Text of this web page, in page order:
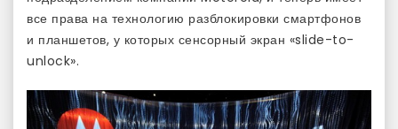
все права на технологию разблокировки смартфонов
и планшетов, у которых сенсорный экран «slide-to-
unlock».